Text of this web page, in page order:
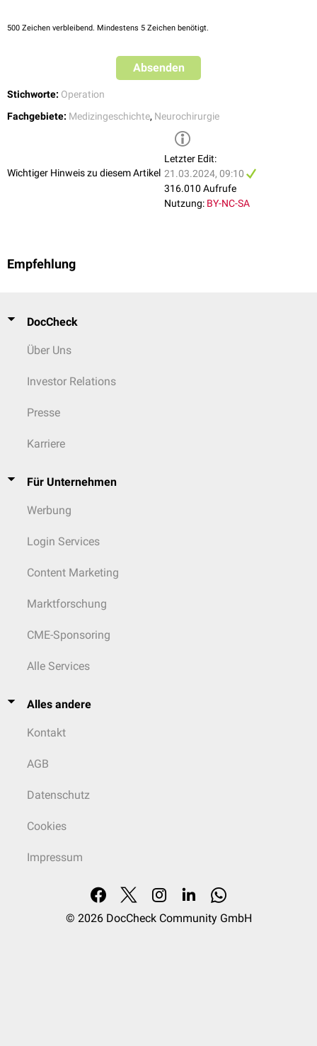
Schwierigkeiten auf, doch es schien ein harmloser Eingriff zu sein,
müssen, wie diese Fälle zurechtkommen.
500 Zeichen verbleibend. Mindestens 5 Zeichen benötigt.
Absenden
Stichworte: Operation
Fachgebiete: Medizingeschichte, Neurochirurgie
Wichtiger Hinweis zu diesem Artikel
Letzter Edit:
21.03.2024, 09:10
316.010 Aufrufe
Nutzung: BY-NC-SA
Empfehlung
DocCheck
Über Uns
Investor Relations
Presse
Karriere
Für Unternehmen
Werbung
Login Services
Content Marketing
Marktforschung
CME-Sponsoring
Alle Services
Alles andere
Kontakt
AGB
Datenschutz
Cookies
Impressum
© 2026 DocCheck Community GmbH